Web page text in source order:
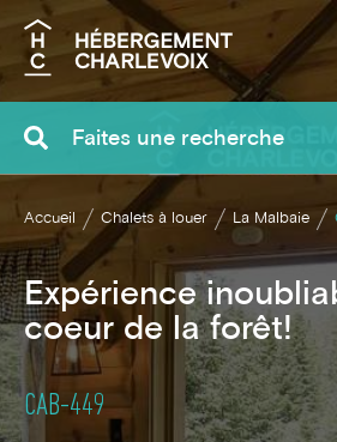
Recherche
Accueil Chalets à louer La Malbaie
Expérience
coeur de la forêt!
CAB-449